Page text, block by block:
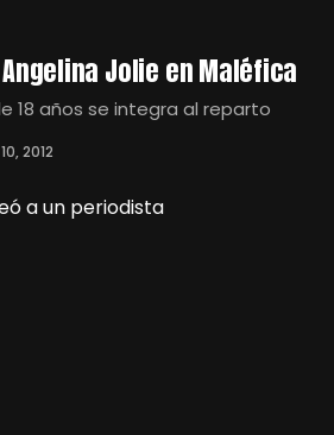
Jolie en Maléfica
18 años se integra al reparto
2012